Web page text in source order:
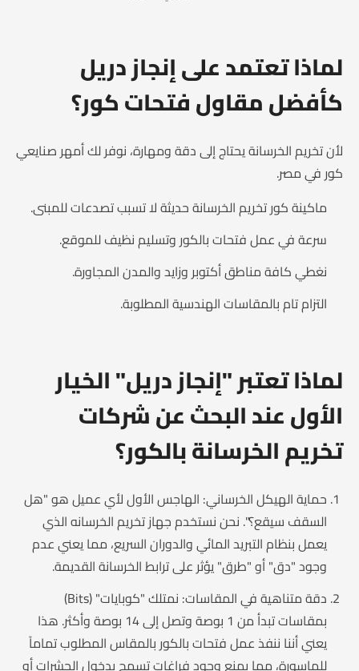
لماذا تعتمد على إنجاز دريل
كأفضل مقاول فتحات كور؟
لأن تخريم الخرسانة يحتاج إلى دقة ومهارة، نوفر لك أمهر صنايعي
كور في مصر.
ماكينة كور تخريم الخرسانة حديثة لا تسبب تصدعات للمبنى.
سرعة في عمل فتحات بالكور وتسليم نظيف للموقع.
نغطي كافة مناطق أكتوبر وزايد والمدن المجاورة.
التزام تام بالمقاسات الهندسية المطلوبة.
لماذا تعتبر "إنجاز دريل" الخيار
الأول عند البحث عن شركات
تخريم الخرسانة بالكور؟
حماية الهيكل الخرساني: الهاجس الأول لأي عميل هو "هل
السقف سيقع؟". نحن نستخدم جهاز تخريم الخرسانه الذي
يعمل بنظام التبريد المائي والدوران السريع، مما يعني عدم
وجود "دق" أو "طرق" يؤثر على ترابط الخرسانة القديمة.
دقة متناهية في المقاسات: نمتلك "كوبايات" (Bits)
بمقاسات تبدأ من 1 بوصة وتصل إلى 14 بوصة وأكثر. هذا
يعني أننا ننفذ عمل فتحات بالكور بالمقاس المطلوب تماماً
للماسورة، مما يمنع وجود فراغات تسمح بدخول الحشرات أو